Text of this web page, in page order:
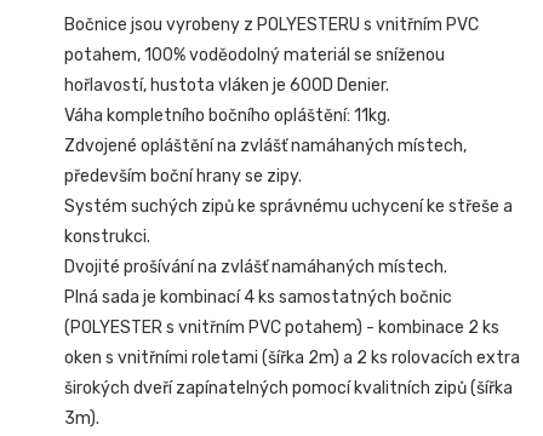
Bočnice jsou vyrobeny z POLYESTERU s vnitřním PVC
potahem, 100% voděodolný materiál se sníženou
hořlavostí, hustota vláken je 600D Denier.
Váha kompletního bočního opláštění: 11kg.
Zdvojené opláštění na zvlášť namáhaných místech,
především boční hrany se zipy.
Systém suchých zipů ke správnému uchycení ke střeše a
konstrukci.
Dvojité prošívání na zvlášť namáhaných místech.
Plná sada je kombinací 4 ks samostatných bočnic
(POLYESTER s vnitřním PVC potahem) - kombinace 2 ks
oken s vnitřními roletami (šířka 2m) a 2 ks rolovacích extra
širokých dveří zapínatelných pomocí kvalitních zipů (šířka
3m).